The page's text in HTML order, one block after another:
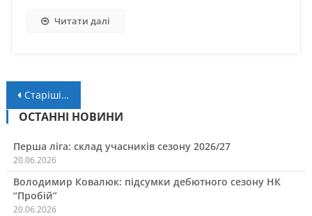
Читати далі
Навігація
за
записами
Старіші записи
ОСТАННІ НОВИНИ
Перша ліга: склад учасників сезону 2026/27
20.06.2026
Володимир Ковалюк: підсумки дебютного сезону НК
“Пробій”
20.06.2026